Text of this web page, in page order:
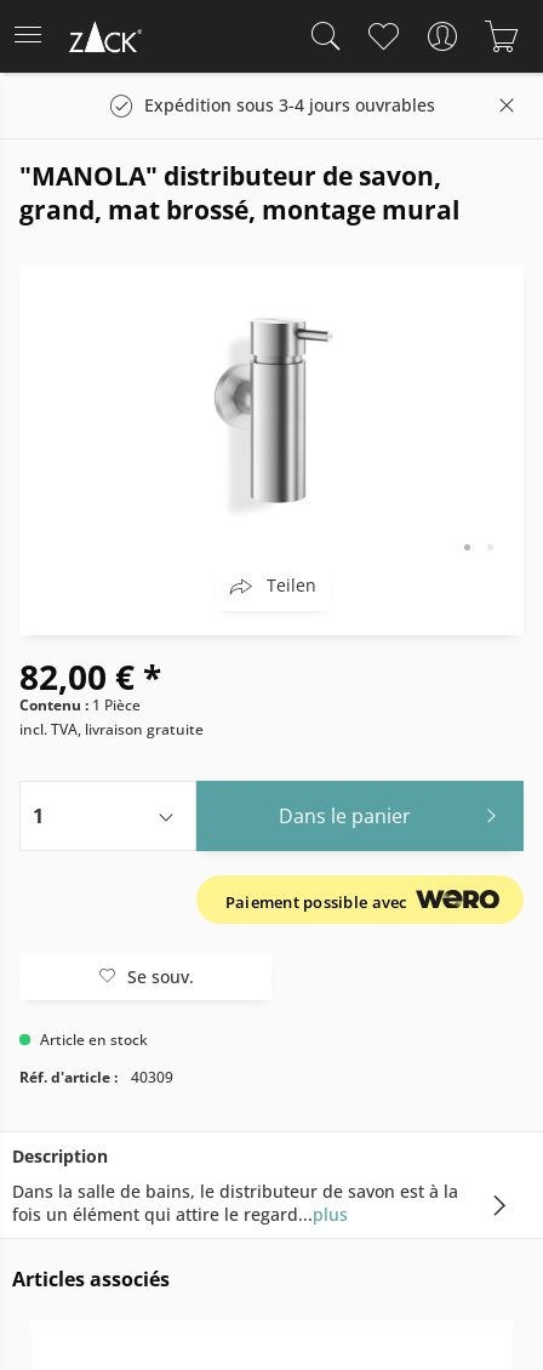
Expédition sous 3-4 jours ouvrables
"MANOLA" distributeur de savon,
grand, mat brossé, montage mural
Teilen
82,00 € *
Contenu : 1 Pièce
incl. TVA, livraison gratuite
Dans le panier
Paiement possible avec
Se souv.
Article en stock
Réf. d'article :
40309
Description
Dans la salle de bains, le distributeur de savon est à la
fois un élément qui attire le regard...plus
Articles associés